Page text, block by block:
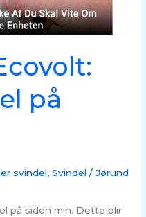
på
svindel,Svindel /Jørund
på siden min. Dette blir